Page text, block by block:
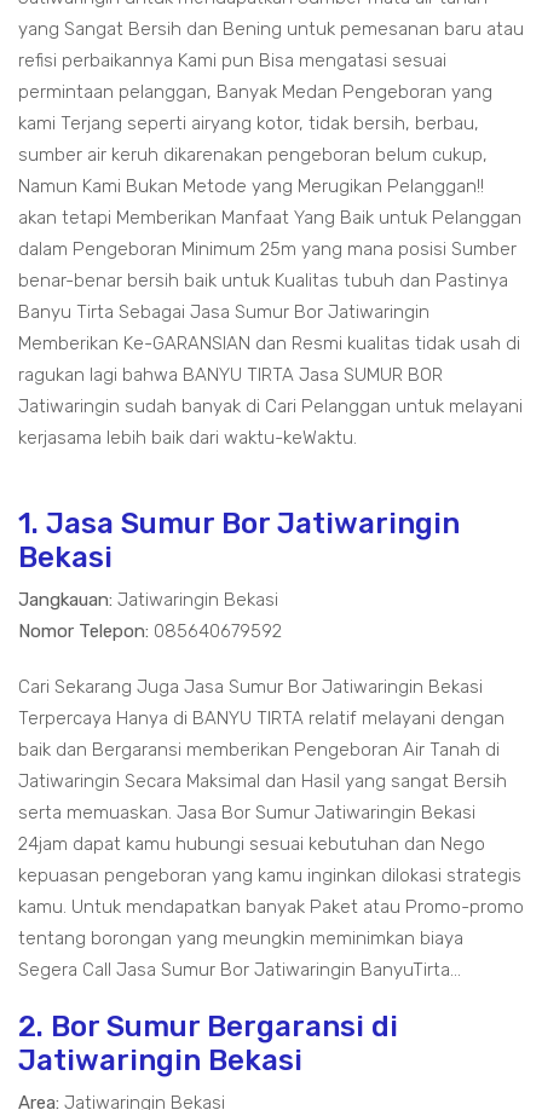
yang Sangat Bersih dan Bening untuk pemesanan baru atau
refisi perbaikannya Kami pun Bisa mengatasi sesuai
permintaan pelanggan, Banyak Medan Pengeboran yang
kami Terjang seperti airyang kotor, tidak bersih, berbau,
sumber air keruh dikarenakan pengeboran belum cukup,
Namun Kami Bukan Metode yang Merugikan Pelanggan!!
akan tetapi Memberikan Manfaat Yang Baik untuk Pelanggan
dalam Pengeboran Minimum 25m yang mana posisi Sumber
benar-benar bersih baik untuk Kualitas tubuh dan Pastinya
Banyu Tirta Sebagai Jasa Sumur Bor Jatiwaringin
Memberikan Ke-GARANSIAN dan Resmi kualitas tidak usah di
ragukan lagi bahwa BANYU TIRTA Jasa SUMUR BOR
Jatiwaringin sudah banyak di Cari Pelanggan untuk melayani
kerjasama lebih baik dari waktu-keWaktu.
1. Jasa Sumur Bor Jatiwaringin
Bekasi
Jangkauan: Jatiwaringin Bekasi
Nomor Telepon: 085640679592
Cari Sekarang Juga Jasa Sumur Bor Jatiwaringin Bekasi
Terpercaya Hanya di BANYU TIRTA relatif melayani dengan
baik dan Bergaransi memberikan Pengeboran Air Tanah di
Jatiwaringin Secara Maksimal dan Hasil yang sangat Bersih
serta memuaskan. Jasa Bor Sumur Jatiwaringin Bekasi
24jam dapat kamu hubungi sesuai kebutuhan dan Nego
kepuasan pengeboran yang kamu inginkan dilokasi strategis
kamu. Untuk mendapatkan banyak Paket atau Promo-promo
tentang borongan yang meungkin meminimkan biaya
Segera Call Jasa Sumur Bor Jatiwaringin BanyuTirta...
2. Bor Sumur Bergaransi di
Jatiwaringin Bekasi
Area: Jatiwaringin Bekasi